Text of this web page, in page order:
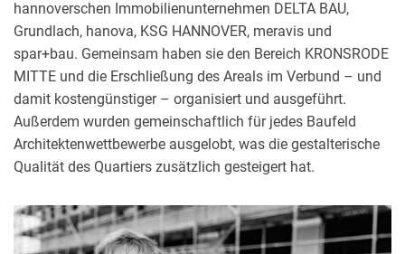
hannoverschen Immobilienunternehmen DELTA BAU,
Grundlach, hanova, KSG HANNOVER, meravis und
spar+bau. Gemeinsam haben sie den Bereich KRONSRODE
MITTE und die Erschließung des Areals im Verbund – und
damit kostengünstiger – organisiert und ausgeführt.
Außerdem wurden gemeinschaftlich für jedes Baufeld
Architektenwettbewerbe ausgelobt, was die gestalterische
Qualität des Quartiers zusätzlich gesteigert hat.